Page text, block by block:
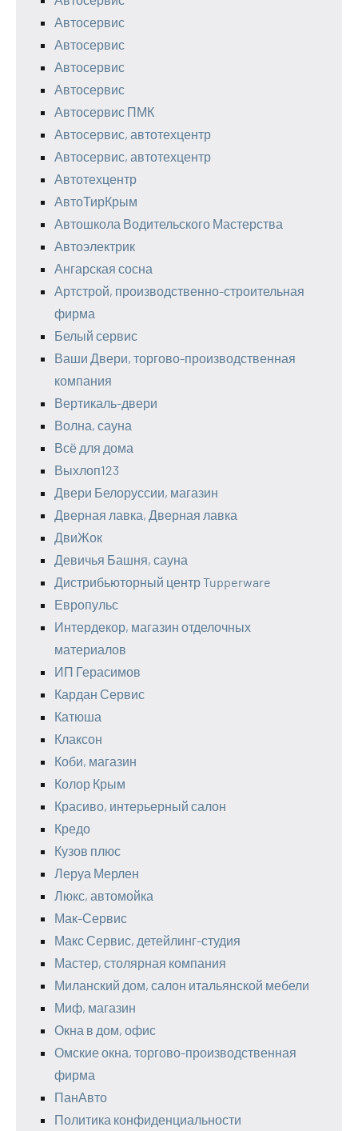
Автосервис
Автосервис
Автосервис
Автосервис
Автосервис ПМК
Автосервис, автотехцентр
Автосервис, автотехцентр
Автотехцентр
АвтоТирКрым
Автошкола Водительского Мастерства
Автоэлектрик
Ангарская сосна
Артстрой, производственно-строительная
фирма
Белый сервис
Ваши Двери, торгово-производственная
компания
Вертикаль-двери
Волна, сауна
Всё для дома
Выхлоп123
Двери Белоруссии, магазин
Дверная лавка, Дверная лавка
ДвиЖок
Девичья Башня, сауна
Дистрибьюторный центр Tupperware
Европульс
Интердекор, магазин отделочных
материалов
ИП Герасимов
Кардан Сервис
Катюша
Клаксон
Коби, магазин
Колор Крым
Красиво, интерьерный салон
Кредо
Кузов плюс
Леруа Мерлен
Люкс, автомойка
Мак-Сервис
Макс Сервис, детейлинг-студия
Мастер, столярная компания
Миланский дом, салон итальянской мебели
Миф, магазин
Окна в дом, офис
Омские окна, торгово-производственная
фирма
ПанАвто
Политика конфиденциальности